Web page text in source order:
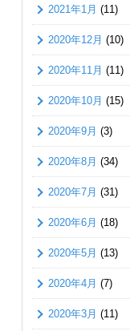
2021年1月 (11)
2020年12月 (10)
2020年11月 (11)
2020年10月 (15)
2020年9月 (3)
2020年8月 (34)
2020年7月 (31)
2020年6月 (18)
2020年5月 (13)
2020年4月 (7)
2020年3月 (11)